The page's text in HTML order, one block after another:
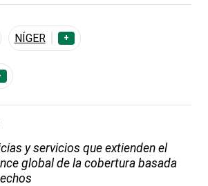
NÍGER +
y servicios que extienden el
global de la cobertura basada